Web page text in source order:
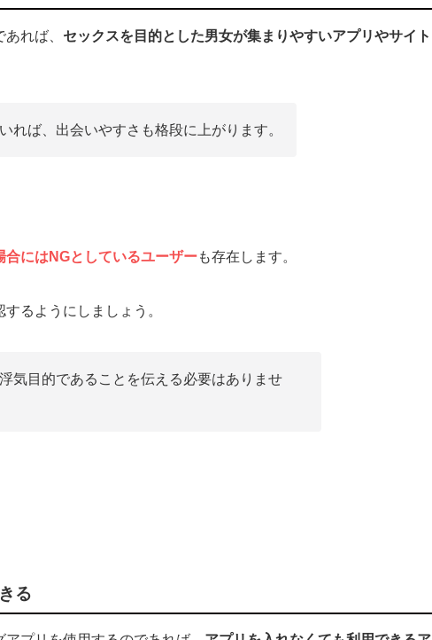
れば、 セックスを目的とした男女が集まりやすいアプリやサイト
れば、出会いやすさも格段に上がります。
合にはNGとしているユーザーも存在します。
るようにしましょう。
気目的であることを伝える必要はありませ
る